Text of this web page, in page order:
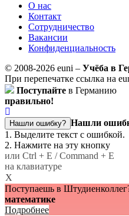
О нас
Контакт
Сотрудничество
Вакансии
Конфиденциальность
© 2008-2026 euni – Учёба в
При перепечатке ссылка на
Поступайте в Германию
правильно!
Нашли ошибку? Нашли
1. Выделите текст с ошибкой.
2. Нажмите на эту кнопку
или Ctrl + E / Command + E
на клавиатуре
X
Поступаешь в
математике
Подробнее